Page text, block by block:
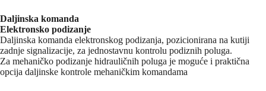
Daljinska komanda
Elektronsko podizanje
Daljinska komanda elektronskog podizanja, pozicionirana na kutiji
zadnje signalizacije, za jednostavnu kontrolu podiznih poluga.
Za mehaničko podizanje hidrauličnih poluga je moguće i praktična
opcija daljinske kontrole mehaničkim komandama